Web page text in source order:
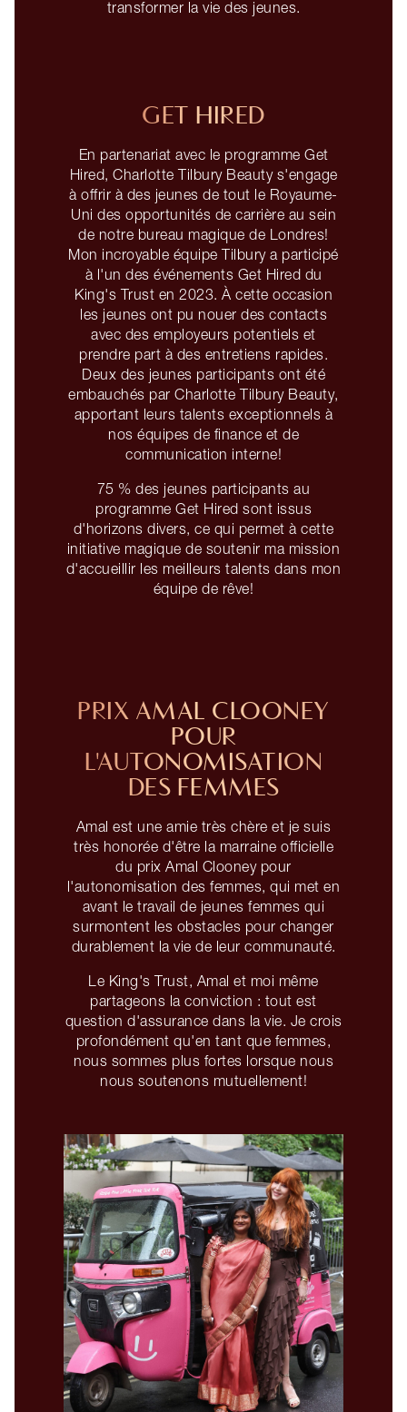
transformer la vie des jeunes.
GET HIRED
En partenariat avec le programme Get
Hired, Charlotte Tilbury Beauty s'engage
à offrir à des jeunes de tout le Royaume-
Uni des opportunités de carrière au sein
de notre bureau magique de Londres!
Mon incroyable équipe Tilbury a participé
à l'un des événements Get Hired du
King's Trust en 2023. À cette occasion
les jeunes ont pu nouer des contacts
avec des employeurs potentiels et
prendre part à des entretiens rapides.
Deux des jeunes participants ont été
embauchés par Charlotte Tilbury Beauty,
apportant leurs talents exceptionnels à
nos équipes de finance et de
communication interne!
75 % des jeunes participants au
programme Get Hired sont issus
d'horizons divers, ce qui permet à cette
initiative magique de soutenir ma mission
d'accueillir les meilleurs talents dans mon
équipe de rêve!
PRIX AMAL CLOONEY
POUR
L'AUTONOMISATION
DES FEMMES
Amal est une amie très chère et je suis
très honorée d'être la marraine officielle
du prix Amal Clooney pour
l'autonomisation des femmes, qui met en
avant le travail de jeunes femmes qui
surmontent les obstacles pour changer
durablement la vie de leur communauté.
Le King's Trust, Amal et moi même
partageons la conviction : tout est
question d'assurance dans la vie. Je crois
profondément qu'en tant que femmes,
nous sommes plus fortes lorsque nous
nous soutenons mutuellement!